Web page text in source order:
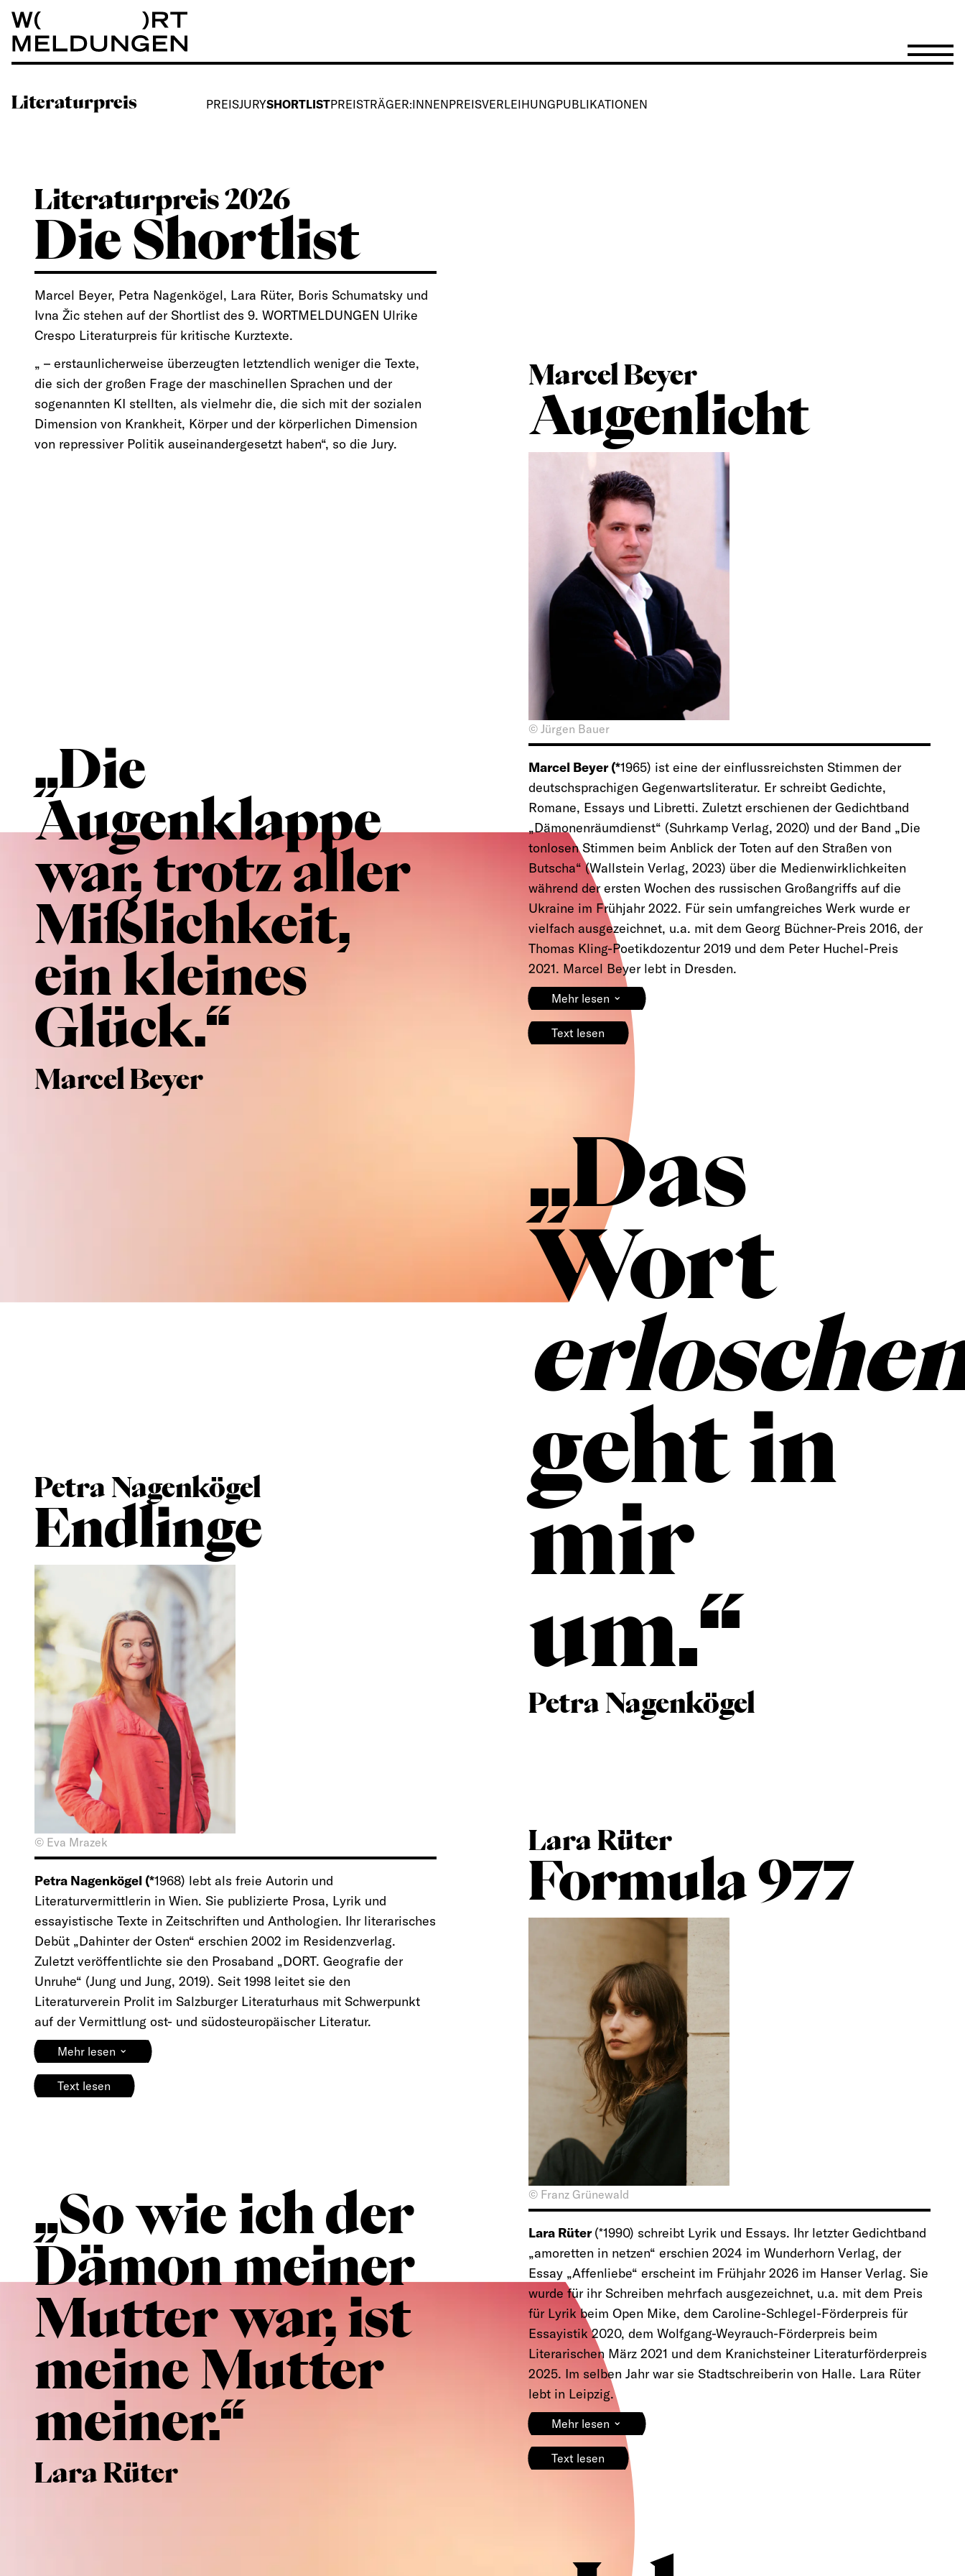
Wortmeldungen
Literaturpreis PREISJURYSHORTLISTPREISTRÄGER:INNENPREISVERLEIHUNGPUBLIKATIONEN
Literaturpreis 2026
Die Shortlist
Marcel Beyer, Petra Nagenkögel, Lara Rüter, Boris Schumatsky und
Ivna Žic stehen auf der Shortlist des 9. WORTMELDUNGEN Ulrike
Crespo Literaturpreis für kritische Kurztexte.
„ – erstaunlicherweise überzeugten letztendlich weniger die Texte,
die sich der großen Frage der maschinellen Sprachen und der
sogenannten KI stellten, als vielmehr die, die sich mit der sozialen
Dimension von Krankheit, Körper und der körperlichen Dimension
von repressiver Politik auseinandergesetzt haben“, so die Jury.
Marcel Beyer
Augenlicht
© Jürgen Bauer
Marcel Beyer (*1965) ist eine der einflussreichsten Stimmen der
deutschsprachigen Gegenwartsliteratur. Er schreibt Gedichte,
Romane, Essays und Libretti. Zuletzt erschienen der Gedichtband
„Dämonenräumdienst“ (Suhrkamp Verlag, 2020) und der Band „Die
tonlosen Stimmen beim Anblick der Toten auf den Straßen von
Butscha“ (Wallstein Verlag, 2023) über die Medienwirklichkeiten
während der ersten Wochen des russischen Großangriffs auf die
Ukraine im Frühjahr 2022. Für sein umfangreiches Werk wurde er
vielfach ausgezeichnet, u.a. mit dem Georg Büchner-Preis 2016, der
Thomas Kling-Poetikdozentur 2019 und dem Peter Huchel-Preis
2021. Marcel Beyer lebt in Dresden.
Mehr lesen ⌄
Text lesen
„Die
Augenklappe
war, trotz aller
Mißlichkeit,
ein kleines
Glück.“
Marcel Beyer
„Das
Wort
geht in
mir
um.“
Petra Nagenkögel
Petra Nagenkögel
Endlinge
© Eva Mrazek
Petra Nagenkögel (*1968) lebt als freie Autorin und
Literaturvermittlerin in Wien. Sie publizierte Prosa, Lyrik und
essayistische Texte in Zeitschriften und Anthologien. Ihr literarisches
Debüt „Dahinter der Osten“ erschien 2002 im Residenzverlag.
Zuletzt veröffentlichte sie den Prosaband „DORT. Geografie der
Unruhe“ (Jung und Jung, 2019). Seit 1998 leitet sie den
Literaturverein Prolit im Salzburger Literaturhaus mit Schwerpunkt
auf der Vermittlung ost- und südosteuropäischer Literatur.
Mehr lesen ⌄
Text lesen
Lara Rüter
Formula 977
© Franz Grünewald
Lara Rüter(*1990) schreibt Lyrik und Essays. Ihr letzter Gedichtband
„amoretten in netzen“ erschien 2024 im Wunderhorn Verlag, der
Essay „Affenliebe“ erscheint im Frühjahr 2026 im Hanser Verlag. Sie
wurde für ihr Schreiben mehrfach ausgezeichnet, u.a. mit dem Preis
für Lyrik beim Open Mike, dem Caroline-Schlegel-Förderpreis für
Essayistik 2020, dem Wolfgang-Weyrauch-Förderpreis beim
Literarischen März 2021 und dem Kranichsteiner Literaturförderpreis
2025. Im selben Jahr war sie Stadtschreiberin von Halle. Lara Rüter
lebt in Leipzig.
Mehr lesen ⌄
Text lesen
„So wie ich der
Dämon meiner
Mutter war, ist
meine Mutter
meiner.“
Lara Rüter